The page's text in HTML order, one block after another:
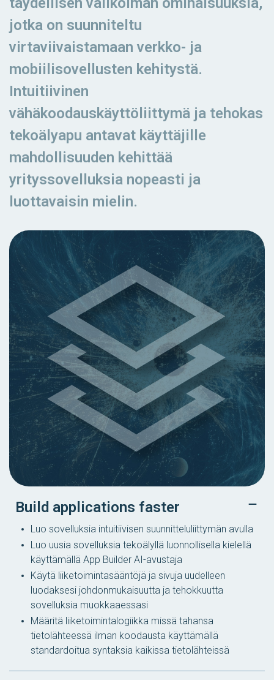
jotka on suunniteltu
virtaviivaistamaan verkko- ja
mobiilisovellusten kehitystä.
Intuitiivinen
vähäkoodauskäyttöliittymä ja tehokas
tekoälyapu antavat käyttäjille
mahdollisuuden kehittää
yrityssovelluksia nopeasti ja
luottavaisin mielin.
Build applications faster
Luo sovelluksia intuitiivisen suunnitteluliittymän avulla
Luo uusia sovelluksia tekoälyllä luonnollisella kielellä
käyttämällä App Builder AI-avustaja
Käytä liiketoimintasääntöjä ja sivuja uudelleen
luodaksesi johdonmukaisuutta ja tehokkuutta
sovelluksia muokkaaessasi
Määritä liiketoimintalogiikka missä tahansa
tietolähteessä ilman koodausta käyttämällä
standardoitua syntaksia kaikissa tietolähteissä